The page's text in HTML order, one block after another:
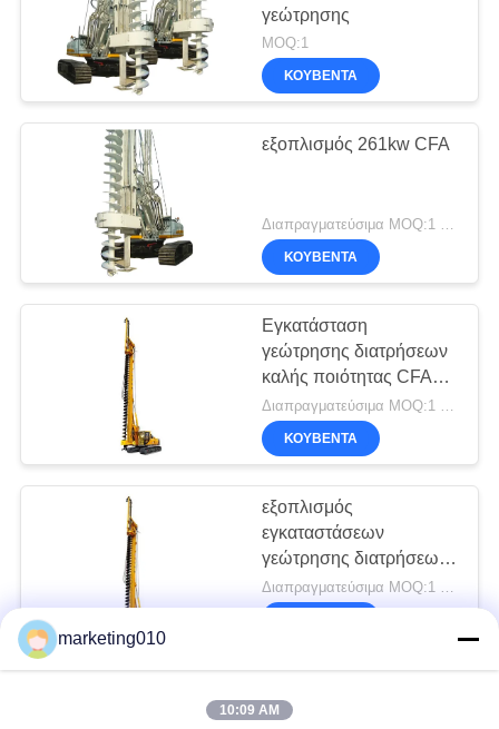
γεώτρησης
MOQ:1
ΚΟΥΒΈΝΤΑ
εξοπλισμός 261kw CFA
Διαπραγματεύσιμα MOQ:1 σύνολο
ΚΟΥΒΈΝΤΑ
Εγκατάσταση
γεώτρησης διατρήσεων
καλής ποιότητας CFA
της Κίνας Max που
τρυπά το βάθος 16,5 μ
για το σωρό ιδρύματος
ΚΟΥΒΈΝΤΑ
εξοπλισμός
εγκαταστάσεων
γεώτρησης διατρήσεων
Cfa αντιολισθητικών
αλυσίδων βάθους 26m
marketing010
10:09 AM